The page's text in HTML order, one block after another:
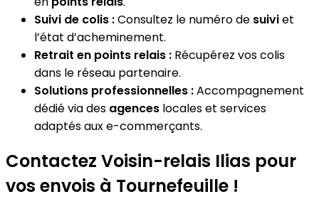
Suivi de colis :Consultez le numéro de suiviet
l’état d’acheminement.
Retrait en points relais : Récupérez vos colis
dans le réseau partenaire.
Solutions professionnelles :Accompagnement
dédié via des agences locales et services
adaptés aux e-commerçants.
Contactez Voisin-relais Ilias pour
vos envois à Tournefeuille !